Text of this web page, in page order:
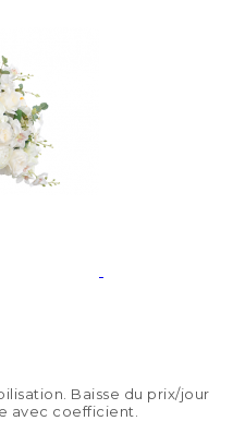
Baisse du prix/jour
avec coefficient.